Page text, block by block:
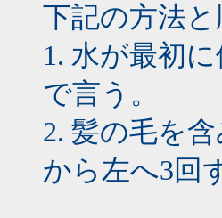
下記の方法と
1. 水が最初
で言う。
2. 髪の毛を
から左へ3回